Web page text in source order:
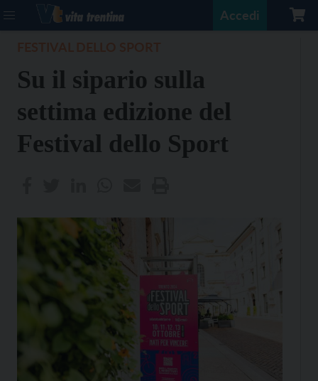
Accedi
Su il sipario sulla
settima edizione del
Festival dello Sport